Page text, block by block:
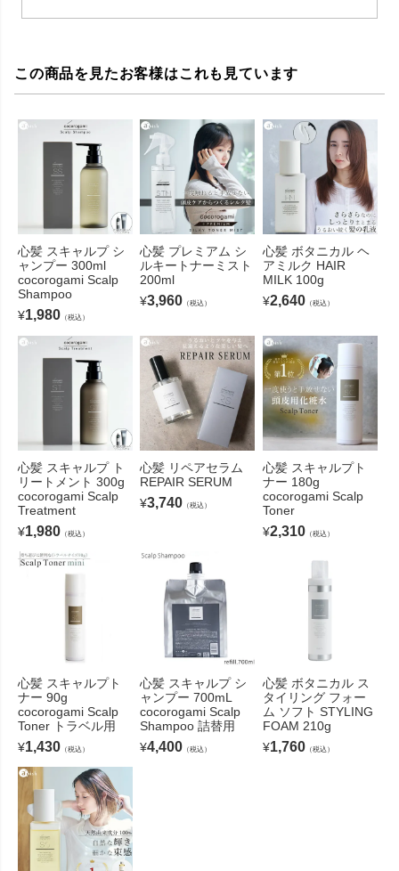
この商品を見たお客様はこれも見ています
心髪 スキャルプ シ
ャンプー 300ml
cocorogami Scalp
Shampoo
¥1,980 （税込）
心髪 プレミアム シ
ルキートナーミスト
200ml
¥3,960 （税込）
心髪 ボタニカル ヘ
アミルク HAIR
MILK 100g
¥2,640（税込）
心髪 スキャルプ ト
リートメント 300g
cocorogami Scalp
Treatment
¥1,980 （税込）
心髪 リペアセラム
REPAIR SERUM
¥3,740 （税込）
心髪 スキャルプト
ナー 180g
cocorogami Scalp
Toner
¥2,310（税込）
心髪 スキャルプト
ナー 90g
cocorogami Scalp
Toner トラベル用
¥1,430 （税込）
心髪 スキャルプ シ
ャンプー 700mL
cocorogami Scalp
Shampoo 詰替用
¥4,400 （税込）
心髪 ボタニカル ス
タイリング フォー
ム ソフト STYLING
FOAM 210g
¥1,760（税込）